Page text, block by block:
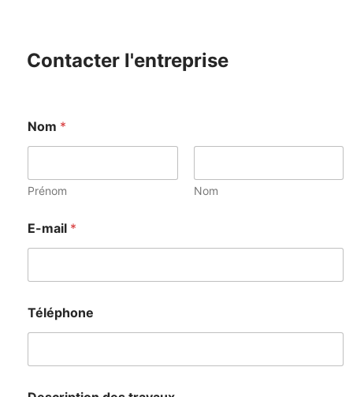
Contacter l'entreprise
Nom *
Prénom Nom
E-mail *
Téléphone